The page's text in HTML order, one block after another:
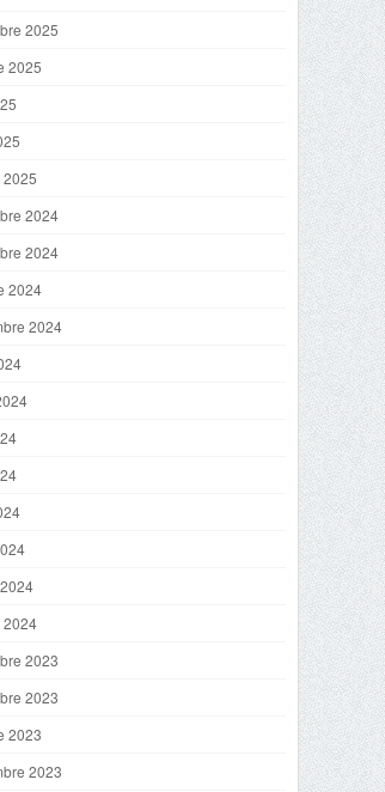
2025
2025
2024
2024
2024
2024
2024
2023
2023
2023
2023